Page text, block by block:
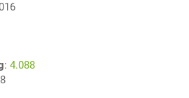
: 4.088